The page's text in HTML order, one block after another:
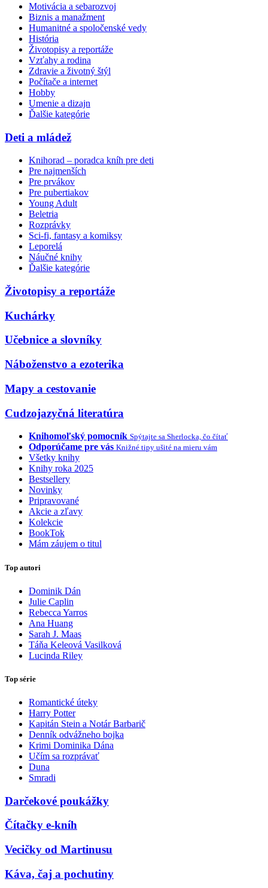
Motivácia a sebarozvoj
Biznis a manažment
Humanitné a spoločenské vedy
História
Životopisy a reportáže
Vzťahy a rodina
Zdravie a životný štýl
Počítače a internet
Hobby
Umenie a dizajn
Ďalšie kategórie
Deti a mládež
Knihorad – poradca kníh pre deti
Pre najmenších
Pre prvákov
Pre pubertiakov
Young Adult
Beletria
Rozprávky
Sci-fi, fantasy a komiksy
Leporelá
Náučné knihy
Ďalšie kategórie
Životopisy a reportáže
Kuchárky
Učebnice a slovníky
Náboženstvo a ezoterika
Mapy a cestovanie
Cudzojazyčná literatúra
Knihomoľský pomocník Spýtajte sa Sherlocka, čo čítať
Odporúčame pre vás Knižné tipy ušité na mieru vám
Všetky knihy
Knihy roka 2025
Bestsellery
Novinky
Pripravované
Akcie a zľavy
Kolekcie
BookTok
Mám záujem o titul
Top autori
Dominik Dán
Julie Caplin
Rebecca Yarros
Ana Huang
Sarah J. Maas
Táňa Keleová Vasilková
Lucinda Riley
Top série
Romantické úteky
Harry Potter
Kapitán Stein a Notár Barbarič
Denník odvážneho bojka
Krimi Dominika Dána
Učím sa rozprávať
Duna
Smradi
Darčekové poukážky
Čítačky e-kníh
Vecičky od Martinusu
Káva, čaj a pochutiny